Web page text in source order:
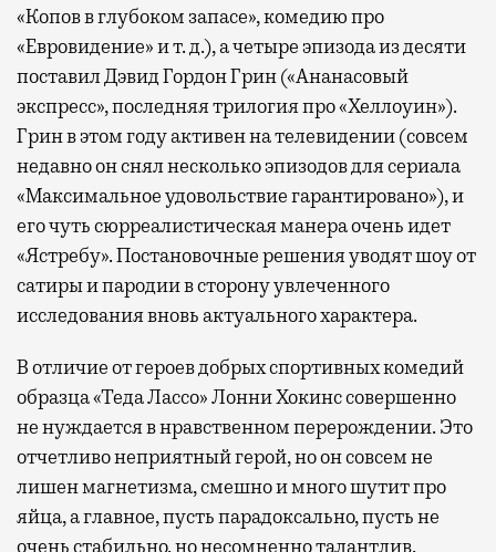
«Копов в глубоком запасе», комедию про
«Евровидение» и т. д.), а четыре эпизода из десяти
поставил Дэвид Гордон Грин («Ананасовый
экспресс», последняя трилогия про «Хеллоуин»).
Грин в этом году активен на телевидении (совсем
недавно он снял несколько эпизодов для сериала
«Максимальное удовольствие гарантировано»), и
его чуть сюрреалистическая манера очень идет
«Ястребу». Постановочные решения уводят шоу от
сатиры и пародии в сторону увлеченного
исследования вновь актуального характера.
В отличие от героев добрых спортивных комедий
образца «Теда Лассо» Лонни Хокинс совершенно
не нуждается в нравственном перерождении. Это
отчетливо неприятный герой, но он совсем не
лишен магнетизма, смешно и много шутит про
яйца, а главное, пусть парадоксально, пусть не
очень стабильно, но несомненно талантлив.